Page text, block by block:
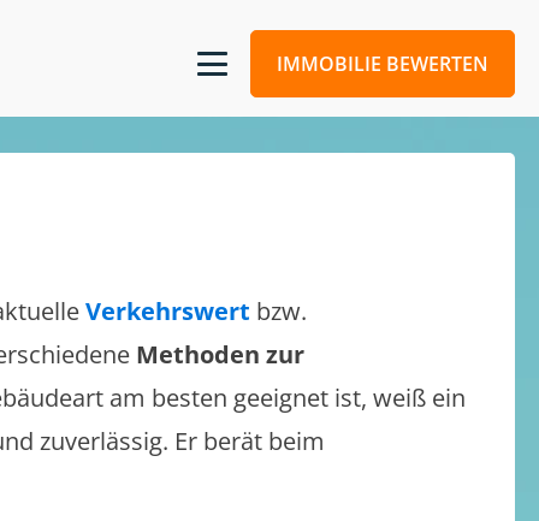
IMMOBILIE BEWERTEN
Verkehrswert bzw.
Methoden zur
am besten geeignet ist, weiß ein
zuverlässig. Er berät beim